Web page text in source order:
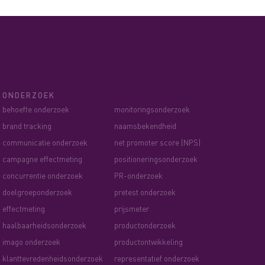
ONDERZOEK
behoefte onderzoek
brand tracking
communicatie onderzoek
campagne effectmeting
concurrentie onderzoek
doelgroeponderzoek
effectmeting
haalbaarheidsonderzoek
imago onderzoek
klanttevredenheidsonderzoek
monitoringsonderzoek
naamsbekendheid
net promoter score (NPS)
positioneringsonderzoek
PR-onderzoek
pretest onderzoek
prijsmeter
productonderzoek
productontwikkeling
representatief onderzoek